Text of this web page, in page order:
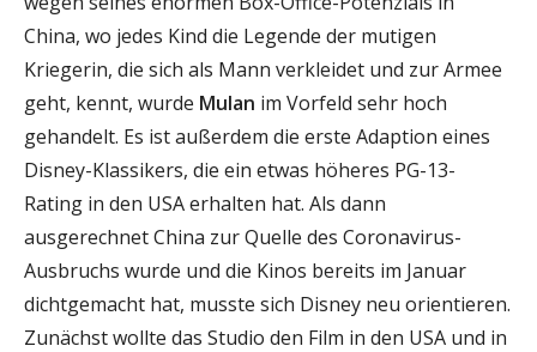
China, wo jedes Kind die Legende der mutigen
Kriegerin, die sich als Mann verkleidet und zur Armee
geht, kennt, wurde Mulan im Vorfeld sehr hoch
gehandelt. Es ist außerdem die erste Adaption eines
Disney-Klassikers, die ein etwas höheres PG-13-
Rating in den USA erhalten hat. Als dann
ausgerechnet China zur Quelle des Coronavirus-
Ausbruchs wurde und die Kinos bereits im Januar
dichtgemacht hat, musste sich Disney neu orientieren.
Zunächst wollte das Studio den Film in den USA und in